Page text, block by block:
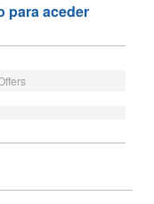
para aceder